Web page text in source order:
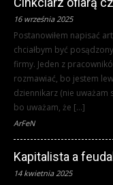
16 września 2025
Postanowiłem napisać
chciałbym być
firmy. Jeden z
rozmawiać, bo jestem
dziennikarz (nie uważam
bo uważam, że […]
ArFeN
Kapitalista a
14 kwietnia 2025